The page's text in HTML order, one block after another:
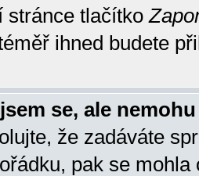
stránce tlačítko
ihned budete
se, ale
že zadáváte
pak se